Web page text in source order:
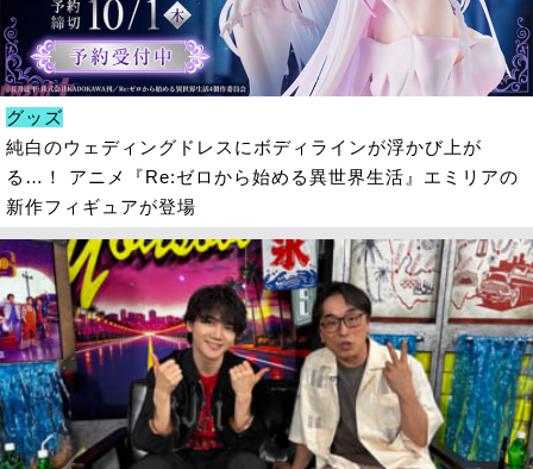
グッズ
純白のウェディングドレスにボディラインが浮かび上が
る…！ アニメ『Re:ゼロから始める異世界生活』エミリアの
新作フィギュアが登場